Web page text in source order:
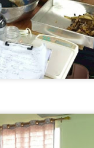
ทยจากฐานราก​ เมื่อ
ไกยกระดับทุนมนุษย์
ก​ เมื่อเทคโนโลยีที่เหมาะ
.) สำนักงานเร่งรัดการวิ
ษฐกิจไม่ใช่เพียง “ทำอย่างไ
ติบโตทางเศรษฐกิจสร้างโอ
รม ประกาศความพร้